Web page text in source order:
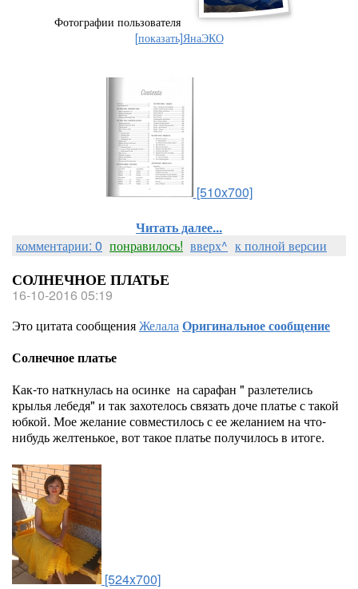
Фотографии пользователя
[показать]ЯнаЭКО
[510x700]
Читать далее...
комментарии: 0 понравилось! вверх^ к полной версии
СОЛНЕЧНОЕ ПЛАТЬЕ
16-10-2016 05:19
Это цитата сообщенияЖелалаОригинальное сообщение
Солнечное платье
Как-то наткнулась на осинке на сарафан " разлетелись
крылья лебедя" и так захотелось связать доче платье с такой
юбкой. Мое желание совместилось с ее желанием на что-
нибудь желтенькое, вот такое платье получилось в итоге.
[524x700]